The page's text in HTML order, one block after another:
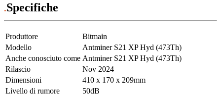
Specifiche
Produttore
Bitmain
Modello
Antminer S21 XP Hyd (473Th)
Anche conosciuto come Antminer S21 XP Hyd (473Th)
Rilascio
Nov 2024
Dimensioni
410 x 170 x 209mm
Livello di rumore
50dB